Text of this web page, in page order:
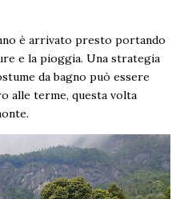
è arrivato presto portando
e la pioggia. Una strategia
da bagno può essere
alle terme, questa volta